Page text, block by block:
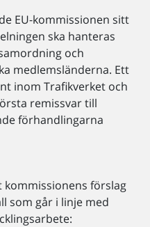
EU-kommissionen sitt
ska hanteras
och
medlemsländerna. Ett
inom Trafikverket och
remissvar till
förhandlingarna
förslag
som går i linje med